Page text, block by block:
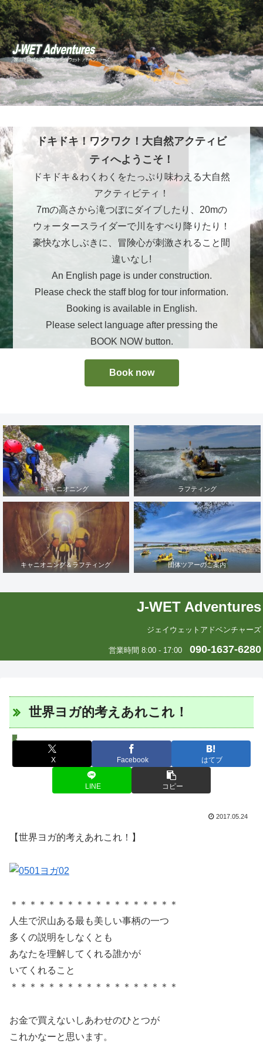
ドキドキ！ワクワク！大自然アクティビ
ティへようこそ！
ドキドキ＆わくわくをたっぷり味わえる大自然
アクティビティ！
7mの高さから滝つぼにダイブしたり、20mの
ウォータースライダーで川をすべり降りたり！
豪快な水しぶきに、冒険心が刺激されること間
違いなし!
An English page is under construction.
Please check the staff blog for tour information.
Booking is available in English.
Please select language after pressing the
BOOK NOW button.
Book now
キャニオニング ラフティング
キャニオニング＆ラフティング 団体ツアーのご案内
J-WET Adventures
ジェイウェットアドベンチャーズ
営業時間 8:00 - 17:00 090-1637-6280
世界ヨガ的考えあれこれ！
J-WETインド支部～ヨガのこころ～
X Facebook はてブ
LINE コピー
2017.05.24
【世界ヨガ的考えあれこれ！】
＊＊＊＊＊＊＊＊＊＊＊＊＊＊＊＊＊＊
人生で沢山ある最も美しい事柄の一つ
多くの説明をしなくとも
あなたを理解してくれる誰かが
いてくれること
＊＊＊＊＊＊＊＊＊＊＊＊＊＊＊＊＊＊
お金で買えないしあわせのひとつが
これかなーと思います。